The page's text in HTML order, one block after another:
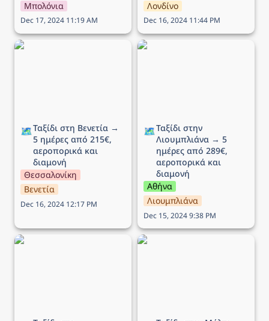
Μπολόνια
Dec 17, 2024 11:19 AM
Λονδίνο
Dec 16, 2024 11:44 PM
Ταξίδι στη Βενετία → 5
🗺️Ταξίδι στη Βενετία →
5 ημέρες από 215€,
αεροπορικά και
διαμονή
Θεσσαλονίκη
Βενετία
Dec 16, 2024 12:17 PM
Ταξίδι στην Λιουμπλιάνα
🗺️Ταξίδι στην
Λιουμπλιάνα → 5
ημέρες από 289€,
αεροπορικά και
διαμονή
Αθήνα
Λιουμπλιάνα
Dec 15, 2024 9:38 PM
Ταξίδι στο Εδιμβούργο →
Ταξίδι στην Μάλτα → 5